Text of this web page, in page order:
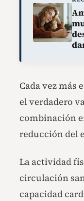
Cada vez más
el verdadero
combinación
reducción del
La actividad
circulación
capacidad